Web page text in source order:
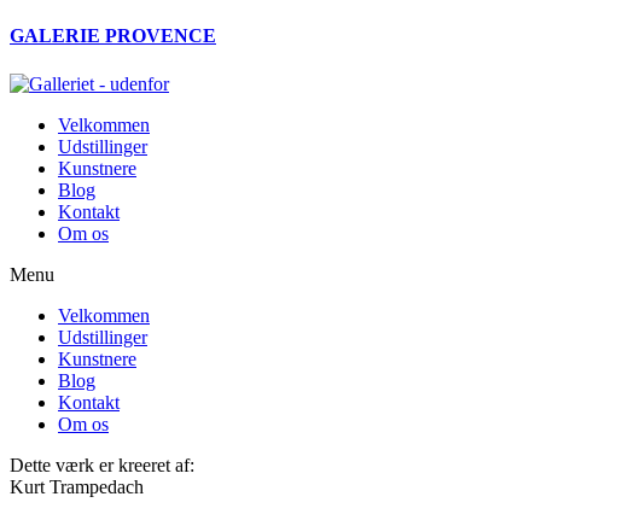
Videre
indhold
GALERIE PROVENCE
Velkommen
Udstillinger
Kunstnere
Blog
Kontakt
Om os
Menu
Velkommen
Udstillinger
Kunstnere
Blog
Kontakt
Om os
Dette værk er kreeret af:
Kurt Trampedach